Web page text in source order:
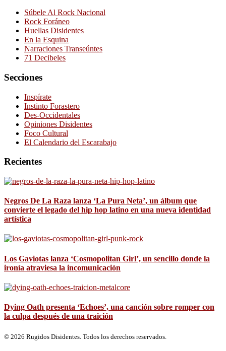
Súbele Al Rock Nacional
Rock Foráneo
Huellas Disidentes
En la Esquina
Narraciones Transeúntes
71 Decibeles
Secciones
Inspírate
Instinto Forastero
Des-Occidentales
Opiniones Disidentes
Foco Cultural
El Calendario del Escarabajo
Recientes
Negros De La Raza lanza ‘La Pura Neta’, un álbum que
convierte el legado del hip hop latino en una nueva identidad
artística
Los Gaviotas lanza ‘Cosmopolitan Girl’, un sencillo donde la
ironía atraviesa la incomunicación
Dying Oath presenta ‘Echoes’, una canción sobre romper con
la culpa después de una traición
© 2026 Rugidos Disidentes. Todos los derechos reservados.